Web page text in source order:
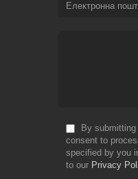
Електронна
By
consent to
specified by you
to our Privacy